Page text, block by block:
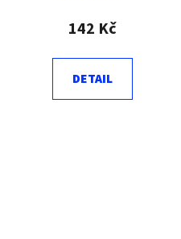
142 Kč
DETAIL